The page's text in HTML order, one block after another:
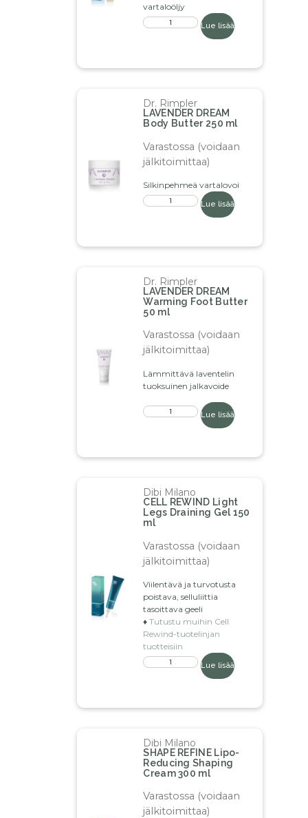
vartaloöljy
Lue lisää
Dr. Rimpler
LAVENDER DREAM
Body Butter 250 ml
Varastossa (voidaan
jälkitoimittaa)
Silkinpehmeä vartalovoi
Lue lisää
Dr. Rimpler
LAVENDER DREAM
Warming Foot Butter
50 ml
Varastossa (voidaan
jälkitoimittaa)
Lämmittävä laventelin
tuoksuinen jalkavoide
Lue lisää
Dibi Milano
CELL REWIND Light
Legs Draining Gel 150
ml
Varastossa (voidaan
jälkitoimittaa)
Viilentävä ja turvotusta
poistava, selluliittia
tasoittava geeli
♦️Tutustu muihin Cell
Rewind-tuotelinjan
tuotteisiin
Lue lisää
Dibi Milano
SHAPE REFINE Lipo-
Reducing Shaping
Cream 300 ml
Varastossa (voidaan
jälkitoimittaa)